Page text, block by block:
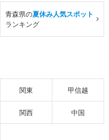
青森県の夏休み人気スポット
ランキング
関東 甲信越
関西 中国